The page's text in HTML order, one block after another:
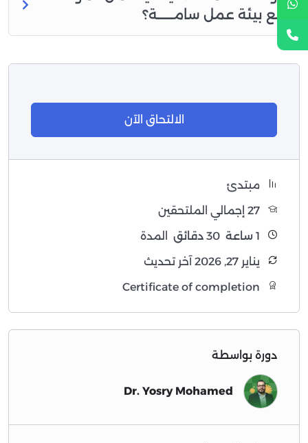
مع بيئة عمل سامــــــة؟
الالتحاق الآن
مبتدئ
27 إجمالي الملتحقين
1 ساعة دقائق
المدة
يناير 27, 2026 آخر تحديث
Certificate of completion
دورة بواسطة
Dr. Yosry Mohamed